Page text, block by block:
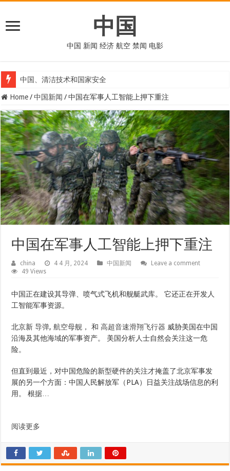
中国
中国 新闻 经济 航空 禁闻 电影
中国、清洁技术和国家安全
Home / 中国新闻 / 中国在军事人工智能上押下重注
中国在军事人工智能上押下重注
china 4 4 月, 2024 中国新闻
Leave a comment
49 Views
中国正在建设其导弹、喷气式飞机和舰艇武库。 它还正在开发人
工智能军事资源。
北京新导弹,航空母舰 ， 和高超音速滑翔飞行器 威胁美国在中国
沿海及其他海域的军事资产。 美国分析人士自然会关注这一危
险。
但直到最近，对中国危险的新型硬件的关注才掩盖了北京军事发
展的另一个方面：中国人民解放军（PLA）日益关注战场信息的利
用。 根据…
阅读更多